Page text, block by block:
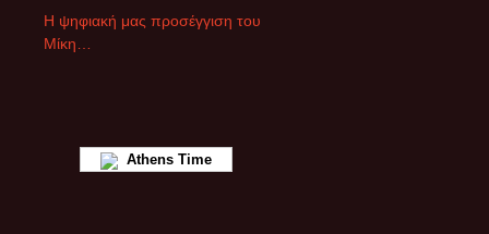
Η ψηφιακή μας προσέγγιση του
Μίκη…
Athens Time